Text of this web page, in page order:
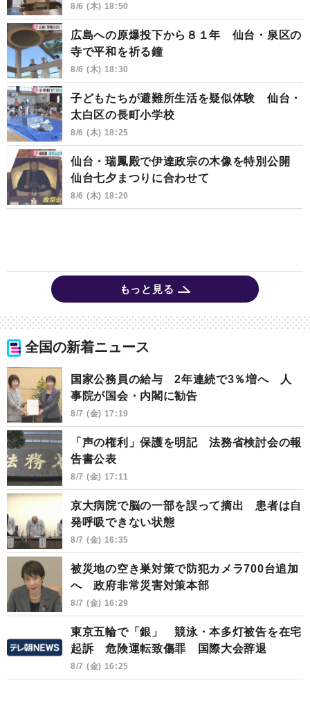
8/6 (木) 18:50
広島への原爆投下から８１年 仙台・泉区の
寺で平和を祈る鐘
8/6 (木) 18:30
子どもたちが避難所生活を疑似体験 仙台・
太白区の長町小学校
8/6 (木) 18:25
仙台・瑞鳳殿で伊達政宗の木像を特別公開
仙台七夕まつりに合わせて
8/6 (木) 18:20
もっと見る
全国の新着ニュース
国家公務員の給与 2年連続で3％増へ 人
事院が国会・内閣に勧告
8/7 (金) 17:19
「声の権利」保護を明記 法務省検討会の報
告書公表
8/7 (金) 17:11
京大病院で脳の一部を誤って摘出 患者は自
発呼吸できない状態
8/7 (金) 16:35
被災地の空き巣対策で防犯カメラ700台追加
へ 政府非常災害対策本部
8/7 (金) 16:29
東京五輪で「銀」 競泳・本多灯被告を在宅
起訴 危険運転致傷罪 国際大会辞退
8/7 (金) 16:25